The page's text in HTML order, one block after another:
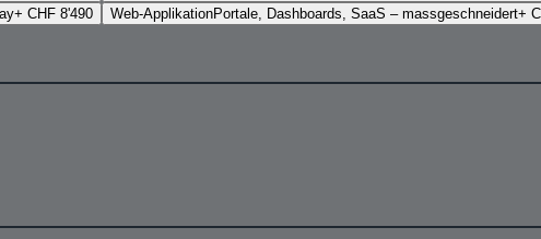
+ CHF 8'490 Web-ApplikationPortale, Dashboards, SaaS – massgeschneidert+